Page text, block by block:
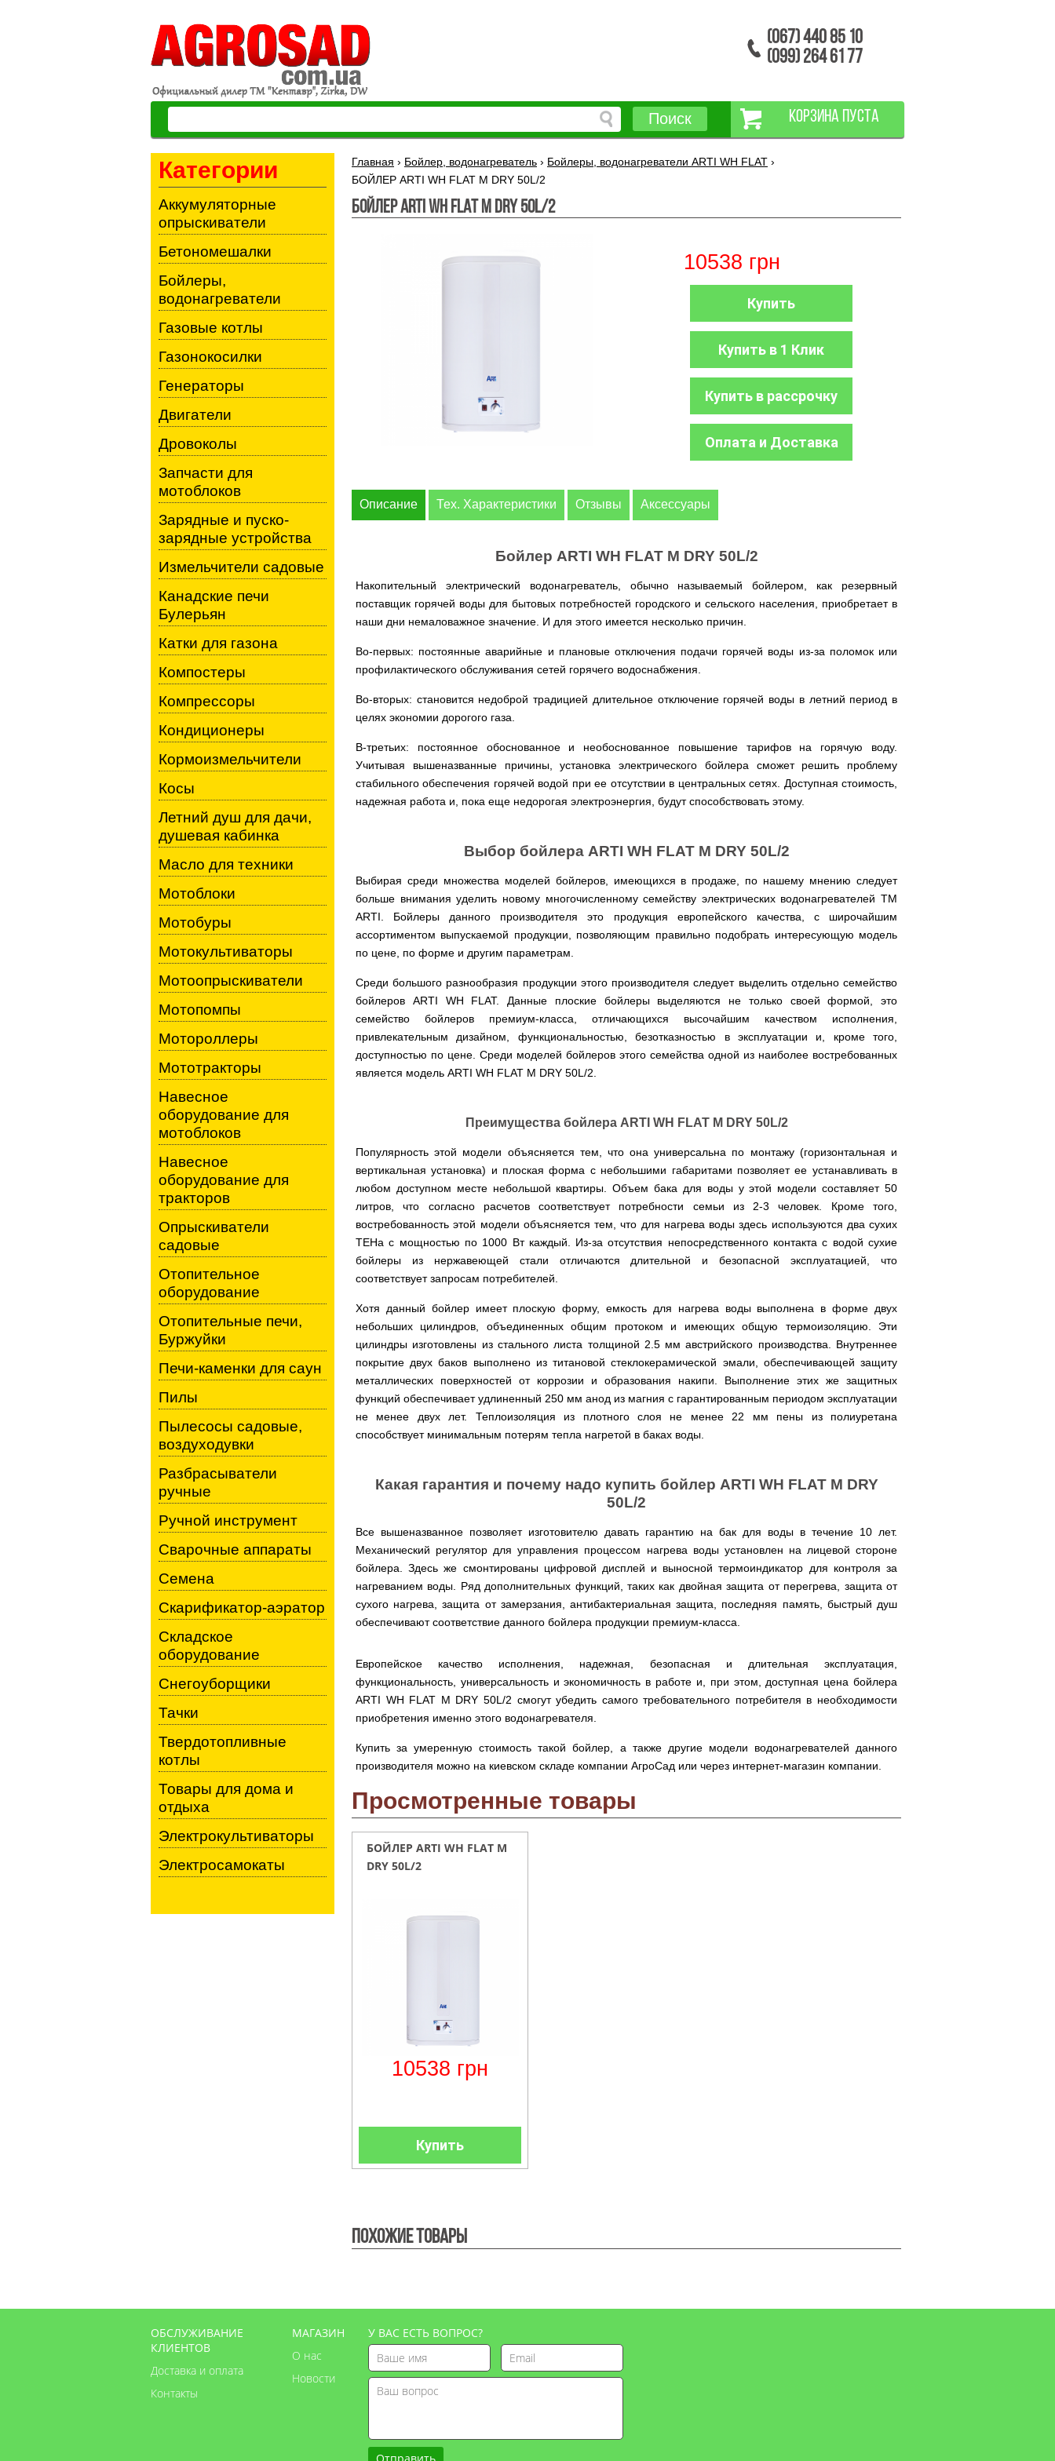
(067) 440 85 10
(099) 264 61 77
Поиск КОРЗИНА ПУСТА
Главная › Бойлер, водонагреватель › Бойлеры, водонагреватели ARTI WH FLAT ›
БОЙЛЕР ARTI WH FLAT M DRY 50L/2
БОЙЛЕР ARTI WH FLAT M DRY 50L/2
10538 грн
Купить
Купить в 1 Клик
Купить в рассрочку
Оплата и Доставка
Описание Тех. Характеристики Отзывы Аксессуары
Бойлер ARTI WH FLAT M DRY 50L/2
Накопительный электрический водонагреватель, обычно называемый бойлером, как резервный
поставщик горячей воды для бытовых потребностей городского и сельского населения, приобретает в
наши дни немаловажное значение. И для этого имеется несколько причин.
Во-первых: постоянные аварийные и плановые отключения подачи горячей воды из-за поломок или
профилактического обслуживания сетей горячего водоснабжения.
Во-вторых: становится недоброй традицией длительное отключение горячей воды в летний период в
целях экономии дорогого газа.
В-третьих: постоянное обоснованное и необоснованное повышение тарифов на горячую воду.
Учитывая вышеназванные причины, установка электрического бойлера сможет решить проблему
стабильного обеспечения горячей водой при ее отсутствии в центральных сетях. Доступная стоимость,
надежная работа и, пока еще недорогая электроэнергия, будут способствовать этому.
Выбор бойлера ARTI WH FLAT M DRY 50L/2
Выбирая среди множества моделей бойлеров, имеющихся в продаже, по нашему мнению следует
больше внимания уделить новому многочисленному семейству электрических водонагревателей TM
ARTI. Бойлеры данного производителя это продукция европейского качества, с широчайшим
ассортиментом выпускаемой продукции, позволяющим правильно подобрать интересующую модель
по цене, по форме и другим параметрам.
Среди большого разнообразия продукции этого производителя следует выделить отдельно семейство
бойлеров ARTI WH FLAT. Данные плоские бойлеры выделяются не только своей формой, это
семейство бойлеров премиум-класса, отличающихся высочайшим качеством исполнения,
привлекательным дизайном, функциональностью, безотказностью в эксплуатации и, кроме того,
доступностью по цене. Среди моделей бойлеров этого семейства одной из наиболее востребованных
является модель ARTI WH FLAT M DRY 50L/2.
Преимущества бойлера ARTI WH FLAT M DRY 50L/2
Популярность этой модели объясняется тем, что она универсальна по монтажу (горизонтальная и
вертикальная установка) и плоская форма с небольшими габаритами позволяет ее устанавливать в
любом доступном месте небольшой квартиры. Объем бака для воды у этой модели составляет 50
литров, что согласно расчетов соответствует потребности семьи из 2-3 человек. Кроме того,
востребованность этой модели объясняется тем, что для нагрева воды здесь используются два сухих
ТЕНа с мощностью по 1000 Вт каждый. Из-за отсутствия непосредственного контакта с водой сухие
бойлеры из нержавеющей стали отличаются длительной и безопасной эксплуатацией, что
соответствует запросам потребителей.
Хотя данный бойлер имеет плоскую форму, емкость для нагрева воды выполнена в форме двух
небольших цилиндров, объединенных общим протоком и имеющих общую термоизоляцию. Эти
цилиндры изготовлены из стального листа толщиной 2.5 мм австрийского производства. Внутреннее
покрытие двух баков выполнено из титановой стеклокерамической эмали, обеспечивающей защиту
металлических поверхностей от коррозии и образования накипи. Выполнение этих же защитных
функций обеспечивает удлиненный 250 мм анод из магния с гарантированным периодом эксплуатации
не менее двух лет. Теплоизоляция из плотного слоя не менее 22 мм пены из полиуретана
способствует минимальным потерям тепла нагретой в баках воды.
Какая гарантия и почему надо купить бойлер ARTI WH FLAT M DRY
50L/2
Все вышеназванное позволяет изготовителю давать гарантию на бак для воды в течение 10 лет.
Механический регулятор для управления процессом нагрева воды установлен на лицевой стороне
бойлера. Здесь же смонтированы цифровой дисплей и выносной термоиндикатор для контроля за
нагреванием воды. Ряд дополнительных функций, таких как двойная защита от перегрева, защита от
сухого нагрева, защита от замерзания, антибактериальная защита, последняя память, быстрый душ
обеспечивают соответствие данного бойлера продукции премиум-класса.
Европейское качество исполнения, надежная, безопасная и длительная эксплуатация,
функциональность, универсальность и экономичность в работе и, при этом, доступная цена бойлера
ARTI WH FLAT M DRY 50L/2 смогут убедить самого требовательного потребителя в необходимости
приобретения именно этого водонагревателя.
Купить за умеренную стоимость такой бойлер, а также другие модели водонагревателей данного
производителя можно на киевском складе компании АгроСад или через интернет-магазин компании.
Просмотренные товары
БОЙЛЕР ARTI WH FLAT M
DRY 50L/2
10538 грн
Купить
Похожие товары
Категории
Аккумуляторные
опрыскиватели
Бетономешалки
Бойлеры,
водонагреватели
Газовые котлы
Газонокосилки
Генераторы
Двигатели
Дровоколы
Запчасти для
мотоблоков
Зарядные и пуско-
зарядные устройства
Измельчители садовые
Канадские печи
Булерьян
Катки для газона
Компостеры
Компрессоры
Кондиционеры
Кормоизмельчители
Косы
Летний душ для дачи,
душевая кабинка
Масло для техники
Мотоблоки
Мотобуры
Мотокультиваторы
Мотоопрыскиватели
Мотопомпы
Мотороллеры
Мототракторы
Навесное
оборудование для
мотоблоков
Навесное
оборудование для
тракторов
Опрыскиватели
садовые
Отопительное
оборудование
Отопительные печи,
Буржуйки
Печи-каменки для саун
Пилы
Пылесосы садовые,
воздуходувки
Разбрасыватели
ручные
Ручной инструмент
Сварочные аппараты
Семена
Скарификатор-аэратор
Складское
оборудование
Снегоуборщики
Тачки
Твердотопливные
котлы
Товары для дома и
отдыха
Электрокультиваторы
Электросамокаты
ОБСЛУЖИВАНИЕ
КЛИЕНТОВ
Доставка и оплата
Контакты
МАГАЗИН
О нас
Новости
У ВАС ЕСТЬ ВОПРОС?